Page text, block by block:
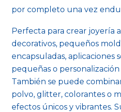
por completo una vez
Perfecta para crear joyería
decorativos, pequeños
encapsuladas, aplicaciones
pequeñas o personalización
También se puede
polvo, glitter, colorantes o
efectos únicos y vibrantes.